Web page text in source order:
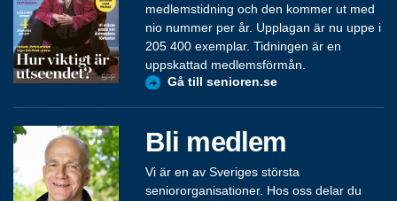
medlemstidning och den kommer ut med
nio nummer per år. Upplagan är nu uppe i
205 400 exemplar. Tidningen är en
uppskattad medlemsförmån.
Gå till senioren.se
Bli medlem
Vi är en av Sveriges största
seniororganisationer. Hos oss delar du